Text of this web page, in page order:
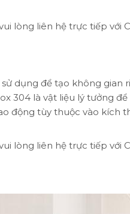
lòng liên hệ trực tiếp với
dụng để tạo không gian
304 là vật liệu lý tưởng
động tùy thuộc vào kích
lòng liên hệ trực tiếp với